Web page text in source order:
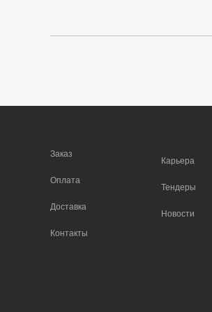
Заказ
Оплата
Доставка
Контакты
Карьера
Тендеры
Новости